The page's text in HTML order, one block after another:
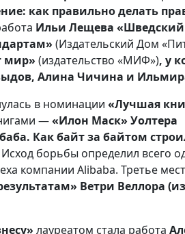
как правильно делать
Ильи Лещева «Шведский
(Издательский Дом
мир» (издательство «МИФ»), у
Алина Чичина и
в номинации «Лучшая
—«Илон Маск» Уолтера
Как байт за байтом
Исход борьбы определил всего
компании Alibaba. Третье
Ветри Веллора
лауреатом стала работа